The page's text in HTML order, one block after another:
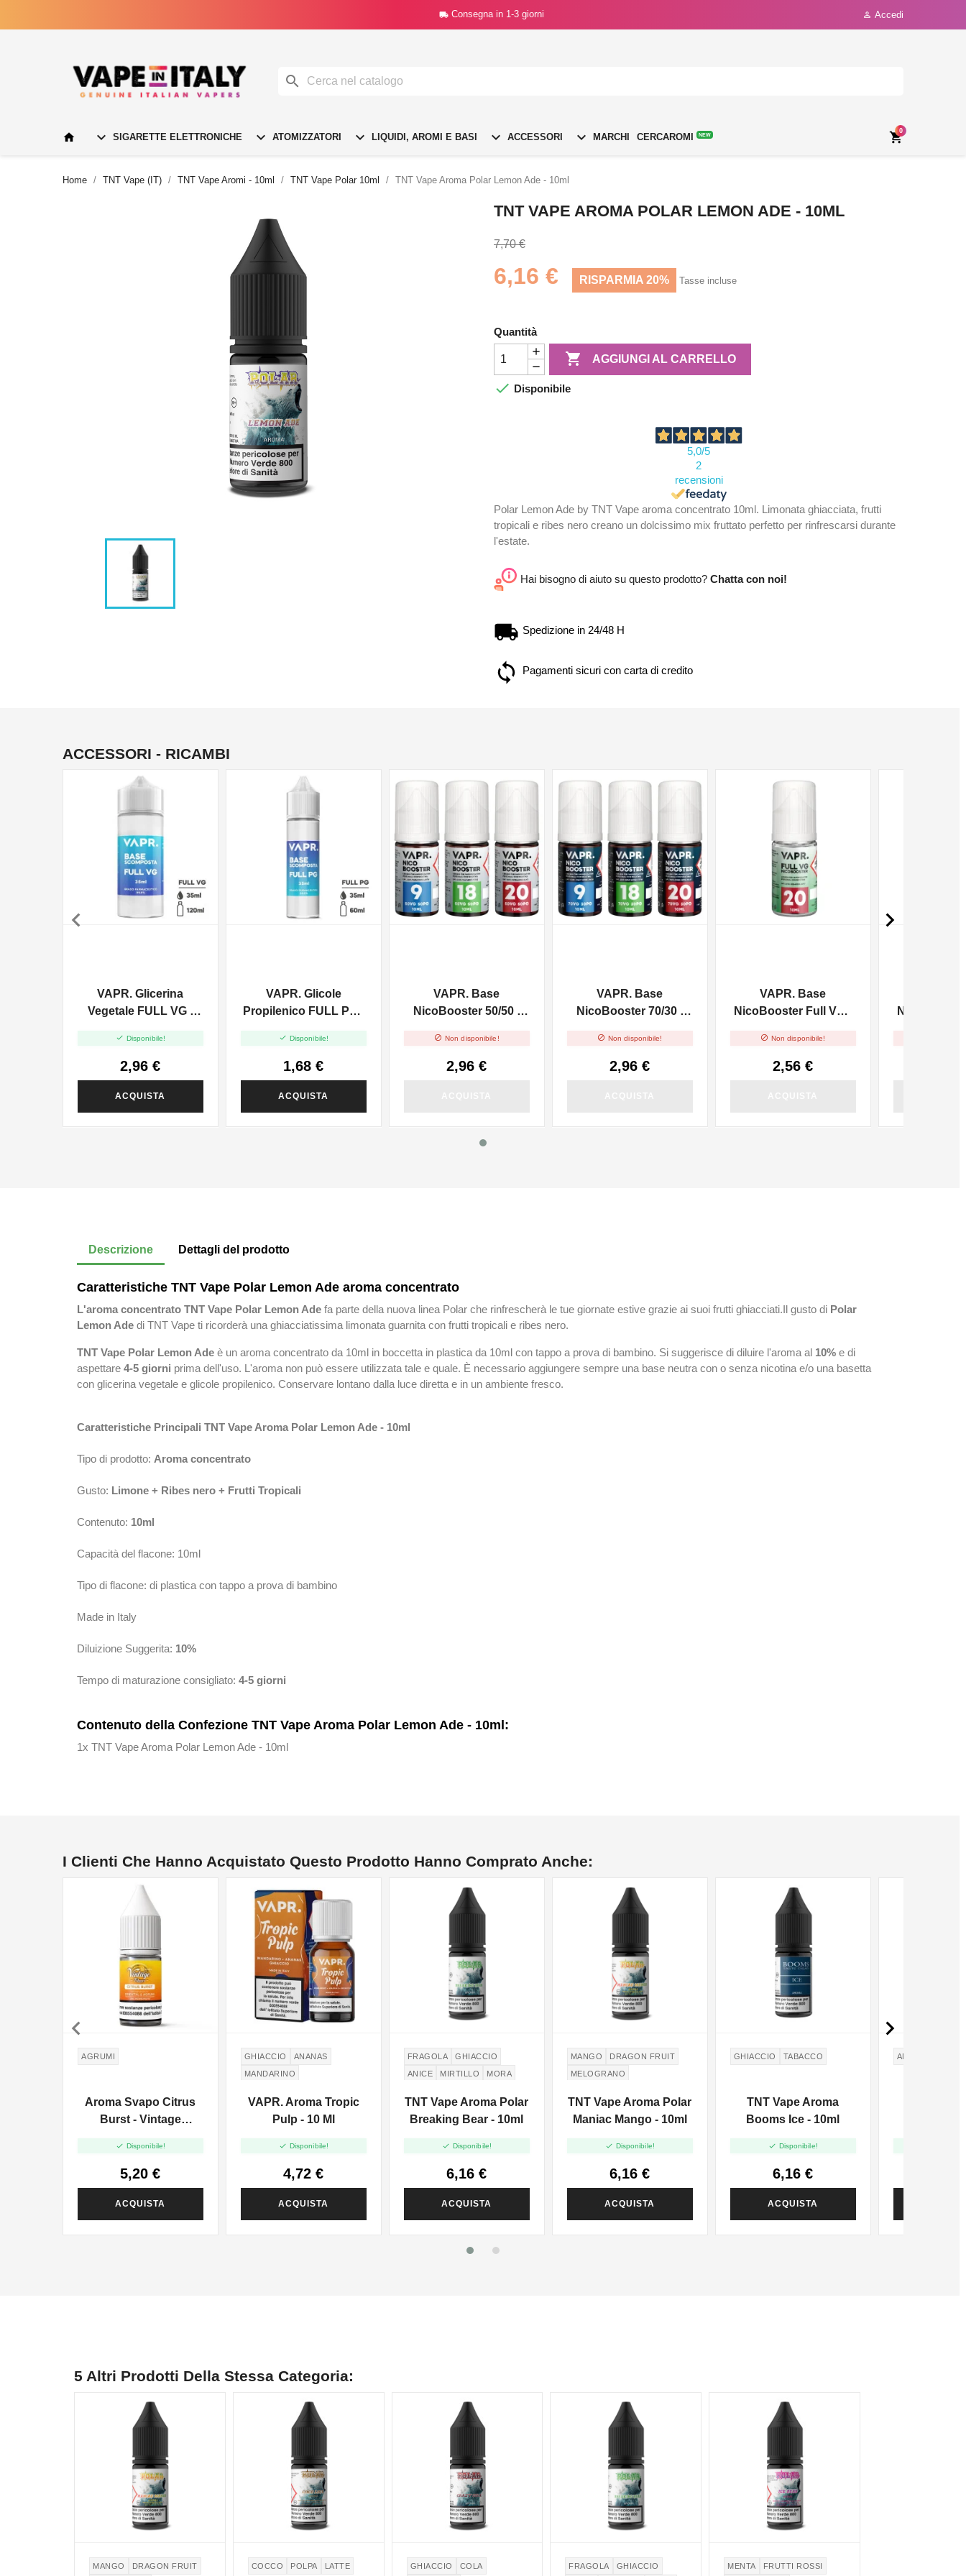
 Consegna in 1-3 giorni  Accedi

  SIGARETTE ELETTRONICHE  ATOMIZZATORI  LIQUIDI, AROMI E BASI  ACCESSORI  MARCHI CERCAROMI NEW 
0
Home TNT Vape (IT) TNT Vape Aromi - 10ml TNT Vape Polar 10ml TNT Vape Aroma Polar Lemon Ade - 10ml
TNT VAPE AROMA POLAR LEMON ADE - 10ML
7,70 €
6,16 € RISPARMIA 20% Tasse incluse
Quantità
 AGGIUNGI AL CARRELLO
 Disponibile
5,0/5
2
recensioni
Polar Lemon Ade by TNT Vape aroma concentrato 10ml. Limonata ghiacciata, frutti
tropicali e ribes nero creano un dolcissimo mix fruttato perfetto per rinfrescarsi durante
l'estate.
Hai bisogno di aiuto su questo prodotto? Chatta con noi!
Spedizione in 24/48 H
Pagamenti sicuri con carta di credito
ACCESSORI - RICAMBI
VAPR. Glicerina
Vegetale FULL VG -
 Disponibile!
2,96 €
ACQUISTA
VAPR. Glicole
Propilenico FULL PG -
 Disponibile!
1,68 €
ACQUISTA
VAPR. Base
NicoBooster 50/50 -
 Non disponibile!
2,96 €
VAPR. Base
NicoBooster 70/30 -
 Non disponibile!
2,96 €
VAPR. Base
NicoBooster Full VG -
 Non disponibile!
2,56 €
 
Descrizione Dettagli del prodotto
Caratteristiche TNT Vape Polar Lemon Ade aroma concentrato
L'aroma concentrato TNT Vape Polar Lemon Ade fa parte della nuova linea Polar che rinfrescherà le tue giornate estive grazie ai suoi frutti ghiacciati.Il gusto di Polar
Lemon Ade di TNT Vape ti ricorderà una ghiacciatissima limonata guarnita con frutti tropicali e ribes nero.
TNT Vape Polar Lemon Ade è un aroma concentrato da 10ml in boccetta in plastica da 10ml con tappo a prova di bambino. Si suggerisce di diluire l'aroma al 10% e di
aspettare 4-5 giorni prima dell'uso. L'aroma non può essere utilizzata tale e quale. È necessario aggiungere sempre una base neutra con o senza nicotina e/o una basetta
con glicerina vegetale e glicole propilenico. Conservare lontano dalla luce diretta e in un ambiente fresco.
Caratteristiche Principali TNT Vape Aroma Polar Lemon Ade - 10ml
Tipo di prodotto: Aroma concentrato
Gusto: Limone + Ribes nero + Frutti Tropicali
Contenuto: 10ml
Capacità del flacone: 10ml
Tipo di flacone: di plastica con tappo a prova di bambino
Made in Italy
Diluizione Suggerita: 10%
Tempo di maturazione consigliato: 4-5 giorni
Contenuto della Confezione TNT Vape Aroma Polar Lemon Ade - 10ml:
1x TNT Vape Aroma Polar Lemon Ade - 10ml
I Clienti Che Hanno Acquistato Questo Prodotto Hanno Comprato Anche:
AGRUMI
Aroma Svapo Citrus
Burst - Vintage
 Disponibile!
5,20 €
ACQUISTA
GHIACCIO
ANANAS
MANDARINO
VAPR. Aroma Tropic
Pulp - 10 Ml
 Disponibile!
4,72 €
ACQUISTA
FRAGOLA
GHIACCIO
ANICE
MIRTILLO
MORA
PASSION FRUIT
TNT Vape Aroma Polar
Breaking Bear - 10ml
 Disponibile!
6,16 €
ACQUISTA
MANGO
DRAGON FRUIT
MELOGRANO
TNT Vape Aroma Polar
Maniac Mango - 10ml
 Disponibile!
6,16 €
ACQUISTA
GHIACCIO TABACCO
TNT Vape Aroma
Booms Ice - 10ml
 Disponibile!
6,16 €
ACQUISTA
ANICE
 
5 Altri Prodotti Della Stessa Categoria:
MANGO DRAGON FRUIT COCCO POLPA LATTE GHIACCIO COLA FRAGOLA GHIACCIO MENTA FRUTTI ROSSI